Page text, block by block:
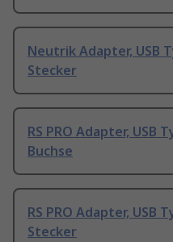
Neutrik Adapter, USB
Stecker
RS PRO Adapter, USB
Buchse
RS PRO Adapter, USB
Stecker